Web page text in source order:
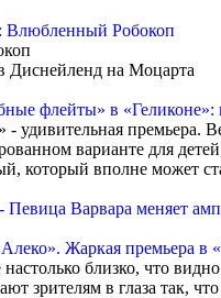
Влюбленный Робокоп
Диснейленд на Моцарта
флейты» в «Геликоне»:
- удивительная премьера.
варианте для
который вполне может
Певица Варвара меняет
Жаркая премьера в
близко, что
зрителям в глаза так,